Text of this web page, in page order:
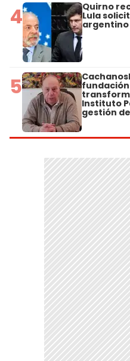
4 Quirno
Lula
argentino
5
Instituto
gestión